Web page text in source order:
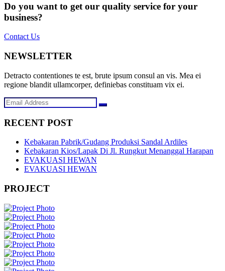
Do you want to get our quality service for your
business?
Contact Us
NEWSLETTER
Detracto contentiones te est, brute ipsum consul an vis. Mea ei
regione blandit ullamcorper, definiebas constituam vix ei.
RECENT POST
Kebakaran Pabrik/Gudang Produksi Sandal Ardiles
Kebakaran Kios/Lapak Di Jl. Rungkut Menanggal Harapan
EVAKUASI HEWAN
EVAKUASI HEWAN
PROJECT